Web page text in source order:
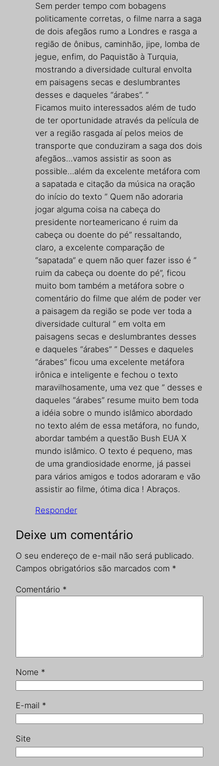
Sem perder tempo com bobagens
politicamente corretas, o filme narra a saga
de dois afegãos rumo a Londres e rasga a
região de ônibus, caminhão, jipe, lomba de
jegue, enfim, do Paquistão à Turquia,
mostrando a diversidade cultural envolta
em paisagens secas e deslumbrantes
desses e daqueles “árabes”. ”
Ficamos muito interessados além de tudo
de ter oportunidade através da película de
ver a região rasgada aí pelos meios de
transporte que conduziram a saga dos dois
afegãos…vamos assistir as soon as
possible…além da excelente metáfora com
a sapatada e citação da música na oração
do início do texto ” Quem não adoraria
jogar alguma coisa na cabeça do
presidente norteamericano é ruim da
cabeça ou doente do pé” ressaltando,
claro, a excelente comparação de
“sapatada” e quem não quer fazer isso é ”
ruim da cabeça ou doente do pé”, ficou
muito bom também a metáfora sobre o
comentário do filme que além de poder ver
a paisagem da região se pode ver toda a
diversidade cultural ” em volta em
paisagens secas e deslumbrantes desses
e daqueles “árabes” ” Desses e daqueles
“árabes” ficou uma excelente metáfora
irônica e inteligente e fechou o texto
maravilhosamente, uma vez que ” desses e
daqueles “árabes” resume muito bem toda
a idéia sobre o mundo islâmico abordado
no texto além de essa metáfora, no fundo,
abordar também a questão Bush EUA X
mundo islâmico. O texto é pequeno, mas
de uma grandiosidade enorme, já passei
para vários amigos e todos adoraram e vão
assistir ao filme, ótima dica ! Abraços.
Responder
Deixe um comentário
O seu endereço de e-mail não será publicado.
Campos obrigatórios são marcados com *
Comentário *
Nome *
E-mail *
Site